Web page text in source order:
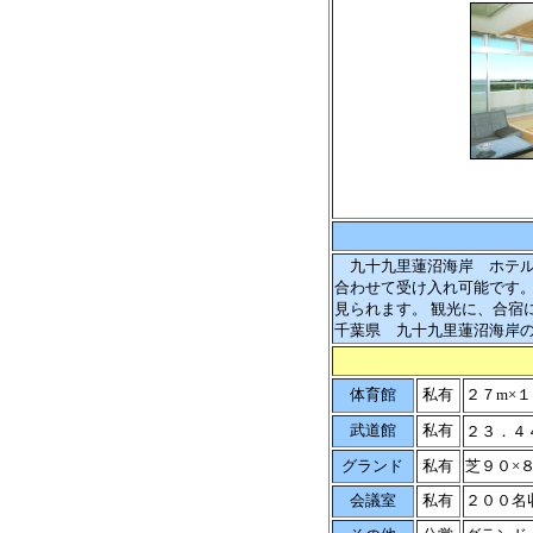
九十九里蓮沼海岸 ホテル
合わせて受け入れ可能です
見られます。 観光に、合
千葉県 九十九里蓮沼海岸
体育館 私有
２７m×
武道館
私有
２３．
グランド
私有
芝９０×
会議室
私有
２００